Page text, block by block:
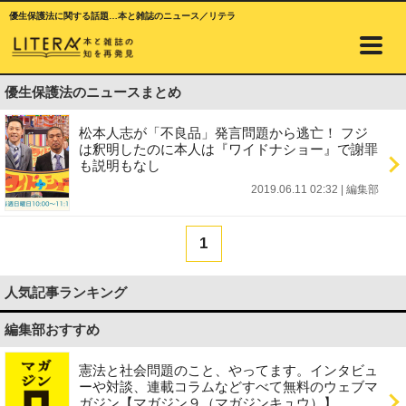
優生保護法に関する話題…本と雑誌のニュース／リテラ
優生保護法のニュースまとめ
松本人志が「不良品」発言問題から逃亡！ フジ
は釈明したのに本人は『ワイドナショー』で謝罪
も説明もなし
2019.06.11 02:32 編集部
1
人気記事ランキング
編集部おすすめ
憲法と社会問題のこと、やってます。インタビュ
ーや対談、連載コラムなどすべて無料のウェブマ
ガジン【マガジン９（マガジンキュウ）】